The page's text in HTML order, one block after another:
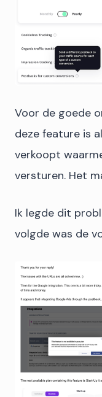
Voor de goede
deze feature is
verkoopt
versturen. Het
Ik legde dit
volgde was de